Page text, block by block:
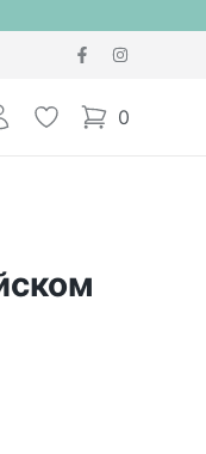
Избранное
0
items in cart,